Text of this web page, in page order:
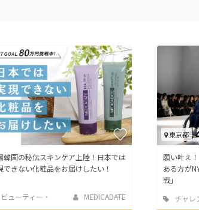
韓国の秘伝スキンケア上陸！日本では
できない化粧品をお届けしたい！
ビューティー・
スケア
MEDICADATE
東京都
願い叶え
ある方が
戦」
チャレ